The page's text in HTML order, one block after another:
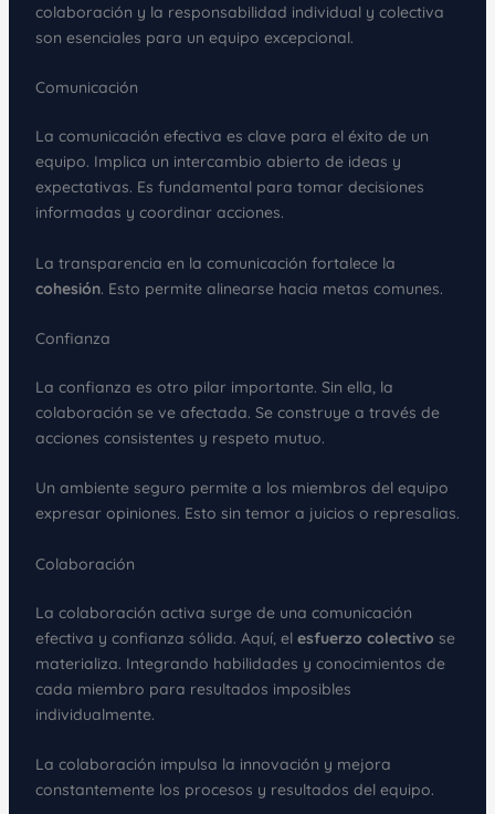
colaboración y la responsabilidad individual y colectiva
son esenciales para un equipo excepcional.
Comunicación
La comunicación efectiva es clave para el éxito de un
equipo. Implica un intercambio abierto de ideas y
expectativas. Es fundamental para tomar decisiones
informadas y coordinar acciones.
La transparencia en la comunicación fortalece la
cohesión. Esto permite alinearse hacia metas comunes.
Confianza
La confianza es otro pilar importante. Sin ella, la
colaboración se ve afectada. Se construye a través de
acciones consistentes y respeto mutuo.
Un ambiente seguro permite a los miembros del equipo
expresar opiniones. Esto sin temor a juicios o represalias.
Colaboración
La colaboración activa surge de una comunicación
efectiva y confianza sólida. Aquí, el esfuerzo colectivo se
materializa. Integrando habilidades y conocimientos de
cada miembro para resultados imposibles
individualmente.
La colaboración impulsa la innovación y mejora
constantemente los procesos y resultados del equipo.